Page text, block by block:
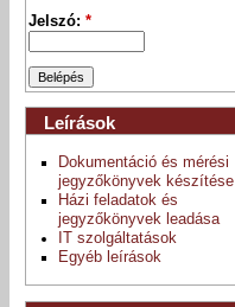
Jelszó:*
Leírások
Dokumentáció és mérési
jegyzőkönyvek készítése
Házi feladatok és
jegyzőkönyvek leadása
IT szolgáltatások
Egyéb leírások